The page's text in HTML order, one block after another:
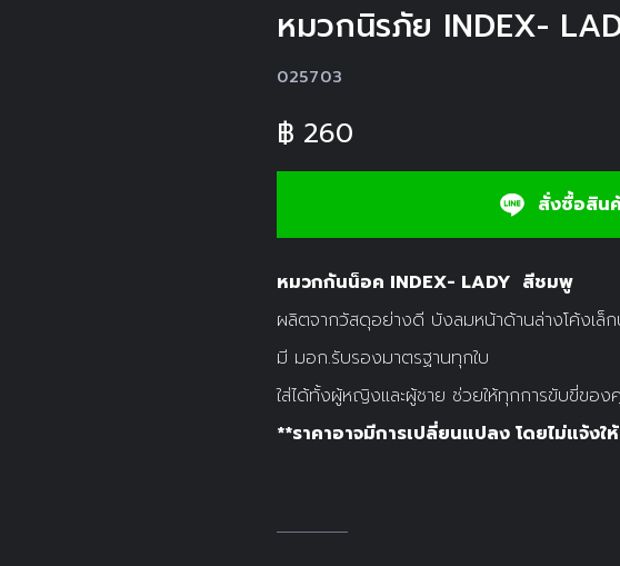
หมวกนิรภัย INDEX-
025703
฿ 260
สั่งซื้อสิน
หมวกกันน็อค INDEX- LADY สีชมพู
ผลิตจากวัสดุอย่างดี บังลมหน้าด้านล่างโค้งเล็
มี มอก.รับรองมาตรฐานทุกใบ
ใส่ได้ทั้งผู้หญิงและผู้ชาย ช่วยให้ทุกการขับขี่ขอ
**ราคาอาจมีการเปลี่ยนแปลง โดยไม่แจ้งใ